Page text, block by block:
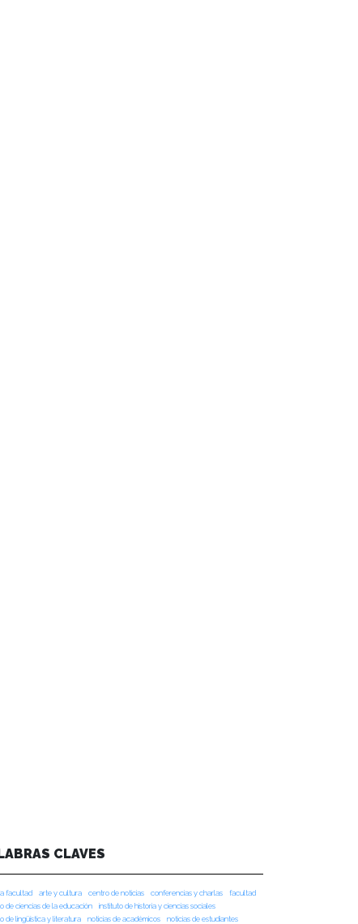
CLAVES
facultad arte y cultura centro de noticias conferencias y charlas
facultad
de ciencias de la educación
instituto de historia y ciencias sociales
de lingüística y literatura
noticias de académicos
noticias de estudiantes